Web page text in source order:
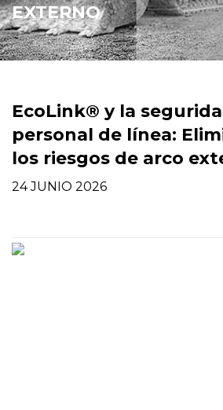
EXTERNO
EcoLink® y la
personal de línea:
los riesgos de arco
24 JUNIO 2026